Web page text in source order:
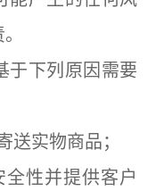
下列原因需要
实物商品；
性并提供客户